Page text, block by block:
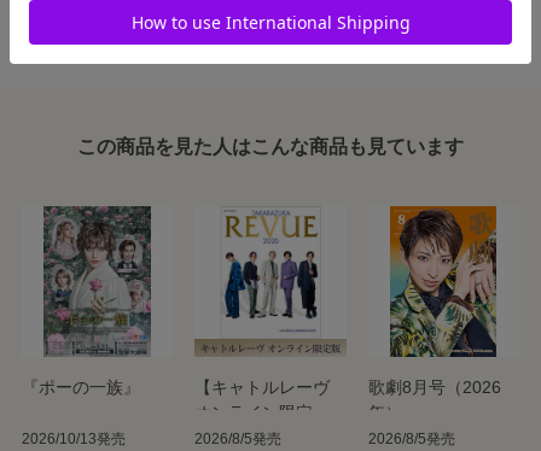
この商品を見た人はこんな商品も見ています
『ポーの一族』
2026/10/13発売
【キャトルレーヴ
オンライン限定
版】TAKARAZUKA
2026/8/5発売
歌劇8月号（2026
年）
2026/8/5発売